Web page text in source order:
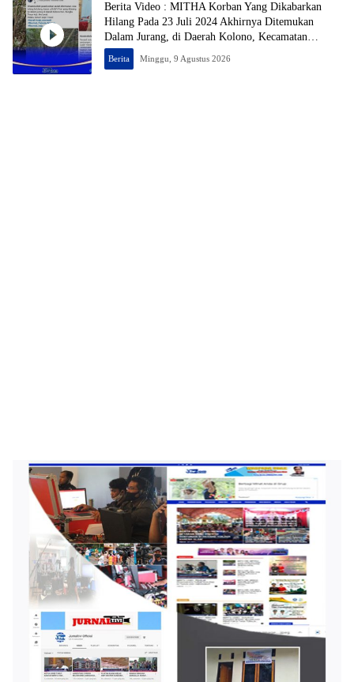
Berita Video : MITHA Korban Yang Dikabarkan
Hilang Pada 23 Juli 2024 Akhirnya Ditemukan
Dalam Jurang, di Daerah Kolono, Kecamatan
Bungku Timur, Kabupaten Morowali, Dalam
Kondisi Tak Bernyawa
Berita Minggu, 9 Agustus 2026